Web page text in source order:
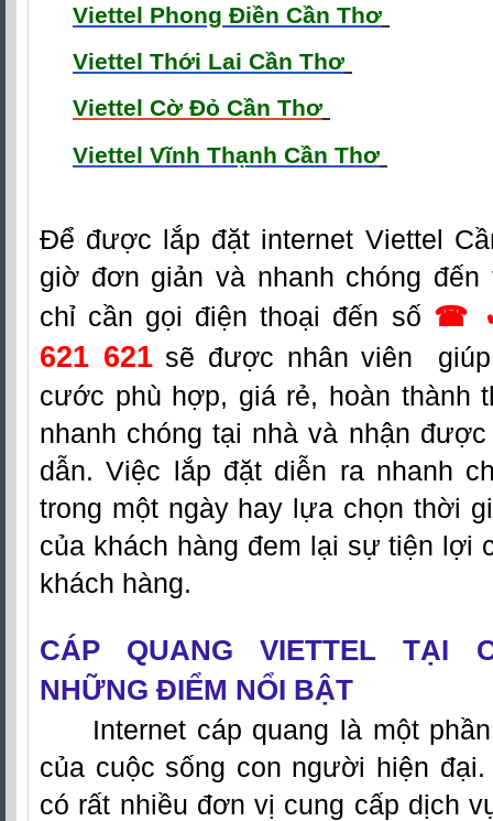
Viettel Phong Điền Cần Thơ
Viettel Thới Lai Cần Thơ
Viettel Cờ Đỏ Cần Thơ
Viettel Vĩnh Thạnh Cần Thơ
Để được lắp đặt internet Viettel
giờ đơn giản và nhanh chóng đến
chỉ cần gọi điện thoại đến số ☎
621 621sẽ được nhân viên
cước phù hợp, giá rẻ, hoàn thành
nhanh chóng tại nhà và nhận
dẫn. Việc lắp đặt diễn ra nhanh
trong một ngày hay lựa chọn thời
của khách hàng đem lại sự tiện lợi
khách hàng.
CÁP QUANG VIETTEL TẠI
NHỮNG ĐIỂM NỔI BẬT
Internet cáp quang là một
của cuộc sống con người hiện
có rất nhiều đơn vị cung cấp dịch